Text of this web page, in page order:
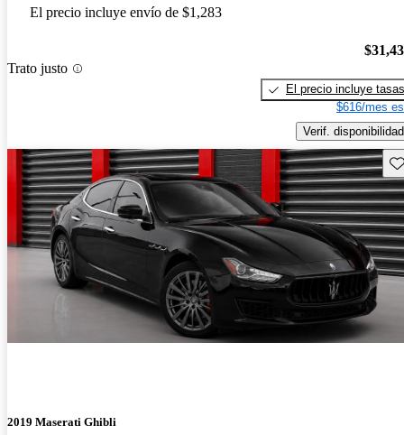
El precio incluye envío de $1,283
Trato justo
El precio incluye tasas
$616/mes
Verif. disponibilidad
2019 Maserati Ghibli